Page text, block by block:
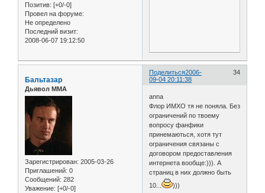
Позитив: [+0/-0]
Провел на форуме:
Не определено
Последний визит:
2008-06-07 19:12:50
Поделиться 34
2006-
09-04 20:11:38
Бальтазар
Дьявол ММА
Зарегистрирован: 2005-03-26
Приглашений: 0
Сообщений: 282
Уважение: [+0/-0]
anna
Флор ИМХО тя не поняла. Без
ограничений по твоему
вопросу фанфики
принемаються, хотя тут
ограничения связаны с
договором предоставления
интернета вообще:))). А
страниц в них должно быть
10...
)))